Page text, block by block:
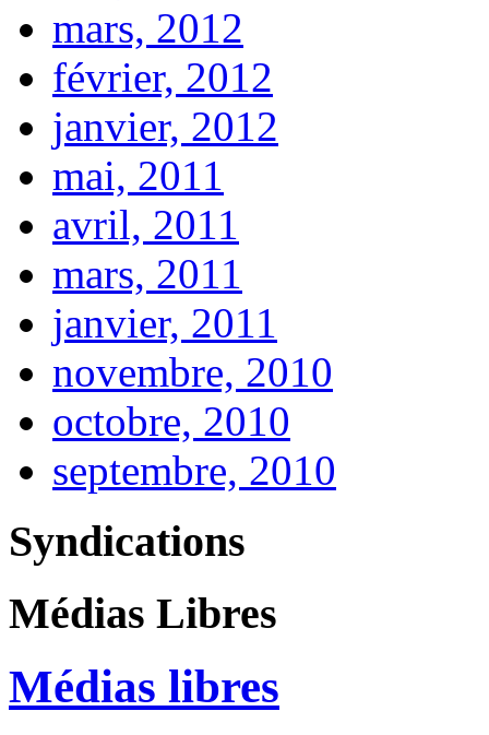
mars, 2012
février, 2012
janvier, 2012
mai, 2011
avril, 2011
mars, 2011
janvier, 2011
novembre, 2010
octobre, 2010
septembre, 2010
Syndications
Médias Libres
Médias libres